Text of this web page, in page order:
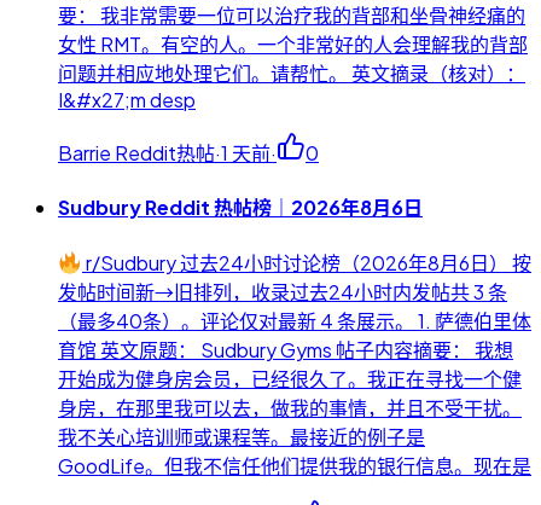
要： 我非常需要一位可以治疗我的背部和坐骨神经痛的
女性 RMT。有空的人。一个非常好的人会理解我的背部
问题并相应地处理它们。请帮忙。 英文摘录（核对）：
I&#x27;m desp
Barrie Reddit热帖·1 天前· 0
Sudbury Reddit 热帖榜｜2026年8月6日
r/Sudbury 过去24小时讨论榜（2026年8月6日） 按
发帖时间新→旧排列，收录过去24小时内发帖共 3 条
（最多40条）。评论仅对最新 4 条展示。 1. 萨德伯里体
育馆 英文原题： Sudbury Gyms 帖子内容摘要： 我想
开始成为健身房会员，已经很久了。我正在寻找一个健
身房，在那里我可以去，做我的事情，并且不受干扰。
我不关心培训师或课程等。最接近的例子是
GoodLife。但我不信任他们提供我的银行信息。现在是